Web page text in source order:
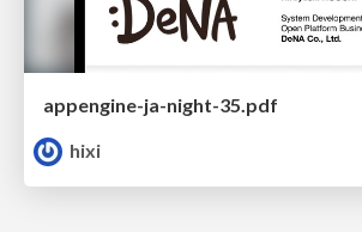
appengine-ja-night-35.pdf
hixi